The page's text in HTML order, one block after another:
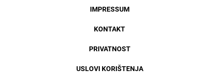
IMPRESSUM
KONTAKT
PRIVATNOST
USLOVI KORIŠTENJA